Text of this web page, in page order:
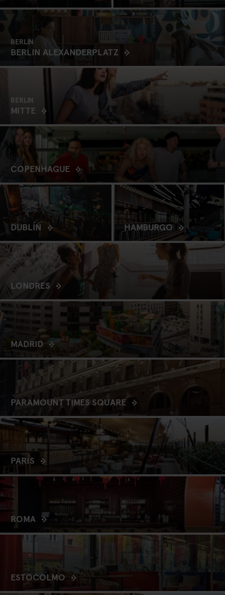
BERLIN
BERLIN ALEXANDERPLATZ
BERLIN
MITTE
COPENHAGUE
DUBLÍN HAMBURGO
LONDRES
MADRID
PARAMOUNT TIMES SQUARE
PARÍS
ROMA
ESTOCOLMO